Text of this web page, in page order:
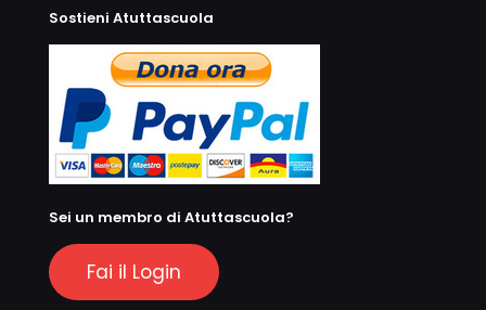
Sostieni Atuttascuola
Sei un membro di Atuttascuola?
Fai il Login